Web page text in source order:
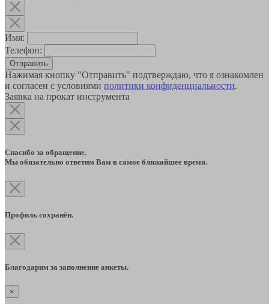
Имя:
Телефон:
Отправить
Нажимая кнопку "Отправить" подтверждаю, что я ознакомлен
и согласен с условиями политики конфиденциальности.
Заявка на прокат инструмента
Спасибо за обращение.
Мы обязательно ответим Вам в самое ближайшее время.
Профиль сохранён.
Благодарим за заполнение анкеты.
×